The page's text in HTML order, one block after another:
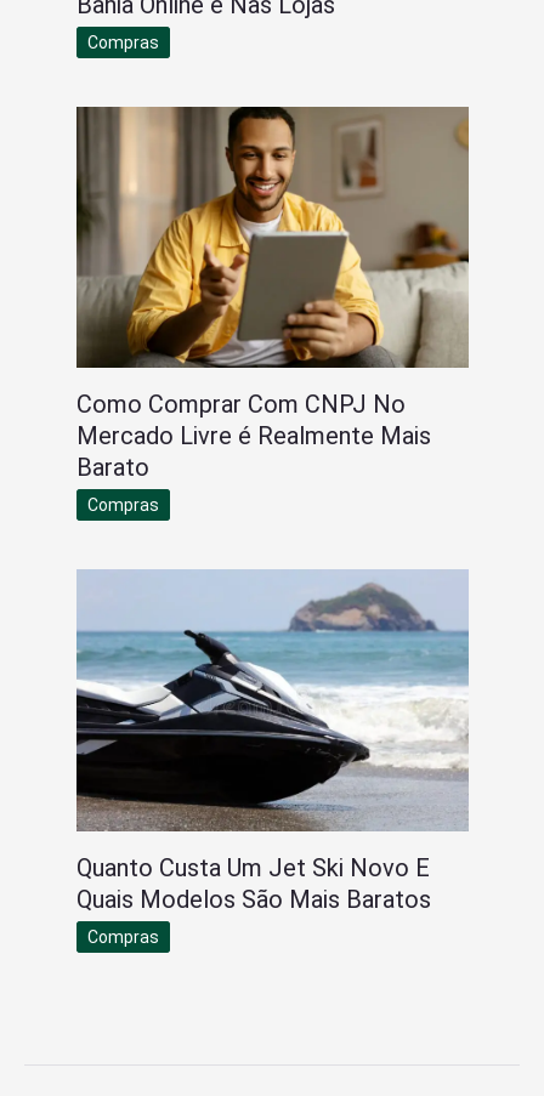
Compras
Como Comprar Com CNPJ No
Mercado Livre é Realmente Mais
Barato
Compras
Quanto Custa Um Jet Ski Novo E
Quais Modelos São Mais Baratos
Compras